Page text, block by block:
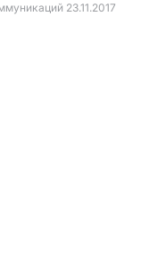
23.11.2017